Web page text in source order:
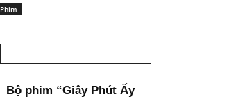
Phim
Bộ phim “Giây Phút Ấy